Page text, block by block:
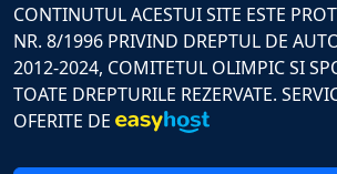
CONTINUTUL ACESTUI SITE ESTE
NR. 8/1996 PRIVIND DREPTUL DE
2012-2024, COMITETUL OLIMPIC SI
TOATE DREPTURILE REZERVATE.
OFERITE DE